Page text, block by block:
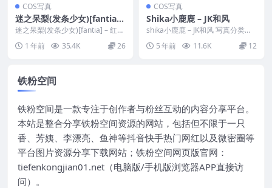
COS写真
迷之呆梨(发条少女)[fantia]
– 红白护士 请遵医嘱
迷之呆梨(发条少女)[fantia] – 红白
护士 请遵医嘱 写真分类：唯美，
参...1 年前 35.4K 26
COS写真
Shika小鹿鹿 – JK和风
shika小鹿鹿 – JK和风 写真分类：
唯美，参与模特：shika小鹿鹿
[套...5 年前 11.6K 12
铁粉空间
铁粉空间是一款专注于创作者与粉丝互动的内容分享平台。
本站是整合分享铁粉空间资源的网站，包括但不限于一只
香、芳姨、李漂亮、鱼神等抖音快手热门网红以及微密圈等
平台图片资源分享下载网站；铁粉空间网页版官网：
tiefenkongjian01.net（电脑版/手机版浏览器APP直接访
问）。